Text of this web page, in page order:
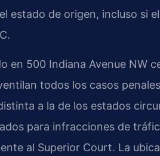
estado de origen, incluso si
en 500 Indiana Avenue NW
todos los casos
a la de los estados
para infracciones de
al Superior Court. La